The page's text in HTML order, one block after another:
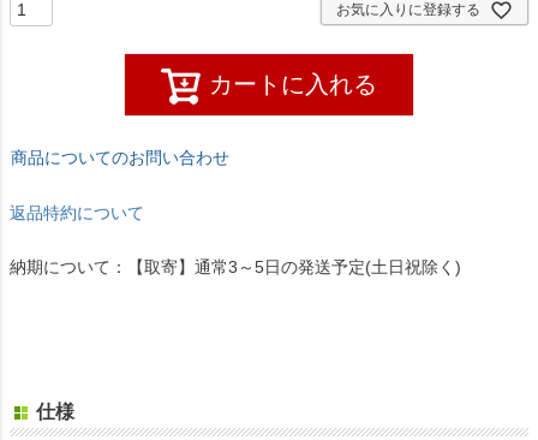
お気に入りに登録する
カートに入れる
商品についてのお問い合わせ
返品特約について
納期について：【取寄】通常3～5日の発送予定(土日祝除く)
仕様